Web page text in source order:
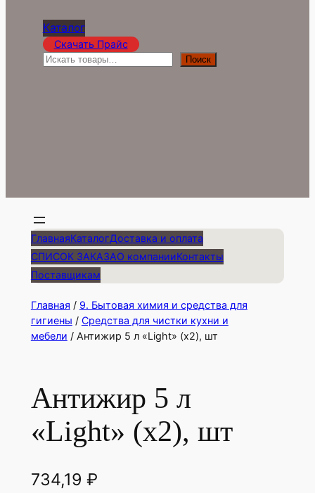
Каталог
Скачать Прайс
П
Поиск
ГлавнаяКаталогДоставка и оплата
СПИСОК ЗАКАЗАО компанииКонтакты
Поставщикам
Главная / 9. Бытовая химия и средства для
гигиены / Средства для чистки кухни и
мебели / Антижир 5 л «Light» (х2), шт
Антижир 5 л
«Light» (х2), шт
734,19 ₽